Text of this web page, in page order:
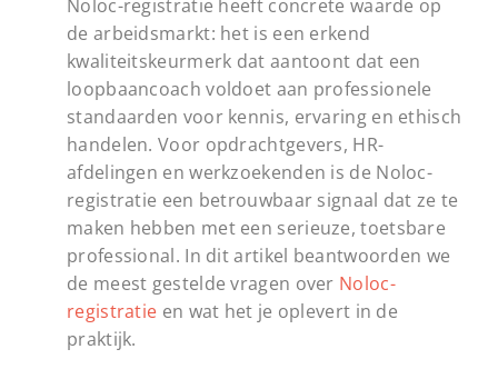
Noloc-registratie heeft concrete waarde op
de arbeidsmarkt: het is een erkend
kwaliteitskeurmerk dat aantoont dat een
loopbaancoach voldoet aan professionele
standaarden voor kennis, ervaring en ethisch
handelen. Voor opdrachtgevers, HR-
afdelingen en werkzoekenden is de Noloc-
registratie een betrouwbaar signaal dat ze te
maken hebben met een serieuze, toetsbare
professional. In dit artikel beantwoorden we
de meest gestelde vragen over Noloc-
registratie en wat het je oplevert in de
praktijk.